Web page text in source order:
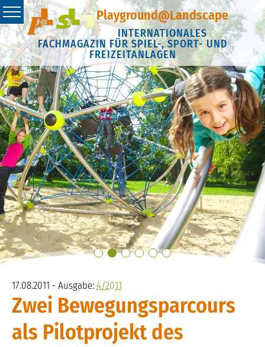
Playground@Landscape
INTERNATIONALES
FACHMAGAZIN FÜR SPIEL-, SPORT- UND
FREIZEITANLAGEN
17.08.2011 - Ausgabe:4/2011
Zwei Bewegungsparcours
als Pilotprojekt des